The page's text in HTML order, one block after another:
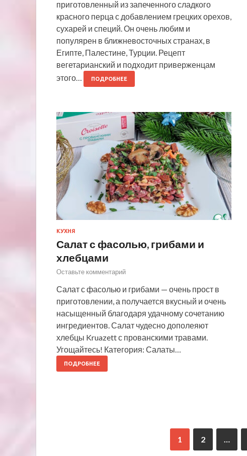
приготовленный из запеченного сладкого
красного перца с добавлением грецких орехов,
сухарей и специй. Он очень любим и
популярен в ближневосточных странах, в
Египте, Палестине, Турции. Рецепт
вегетарианский и подходит приверженцам
этого…
ПОДРОБНЕЕ
КУХНЯ
Салат с фасолью, грибами и
хлебцами
Оставьте комментарий
Салат с фасолью и грибами — очень прост в
приготовлении, а получается вкусный и очень
насыщенный благодаря удачному сочетанию
ингредиентов. Салат чудесно дополеяют
хлебцы Kruazett с прованскими травами.
Угощайтесь! Категория: Салаты…
ПОДРОБНЕЕ
1 2 …